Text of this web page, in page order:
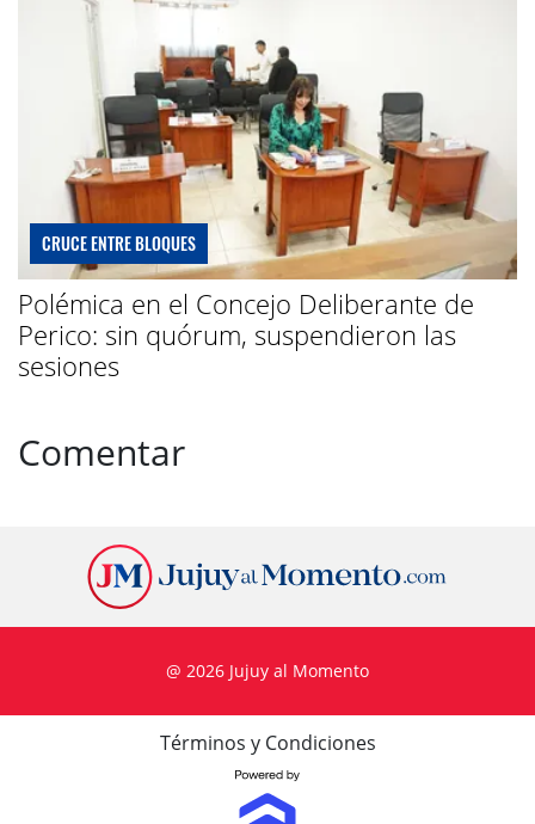
CRUCE ENTRE BLOQUES
Polémica en el Concejo Deliberante de
Perico: sin quórum, suspendieron las
sesiones
Comentar
@ 2026 Jujuy al Momento
Términos y Condiciones